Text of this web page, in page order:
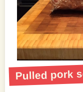
Pulled pork